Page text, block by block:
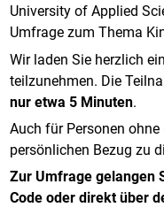
University of Applied
Umfrage zum Thema
Wir laden Sie herzlich
teilzunehmen. Die
nur etwa 5 Minuten.
Auch für Personen
persönlichen Bezug zu
Zur Umfrage gelangen
Code oder direkt über